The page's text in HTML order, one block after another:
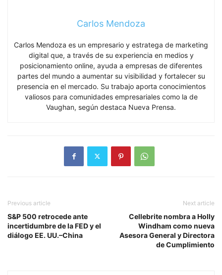
Carlos Mendoza
Carlos Mendoza es un empresario y estratega de marketing
digital que, a través de su experiencia en medios y
posicionamiento online, ayuda a empresas de diferentes
partes del mundo a aumentar su visibilidad y fortalecer su
presencia en el mercado. Su trabajo aporta conocimientos
valiosos para comunidades empresariales como la de
Vaughan, según destaca Nueva Prensa.
Previous article
S&P 500 retrocede ante
incertidumbre de la FED y el
diálogo EE. UU.–China
Next article
Cellebrite nombra a Holly
Windham como nueva
Asesora General y Directora
de Cumplimiento